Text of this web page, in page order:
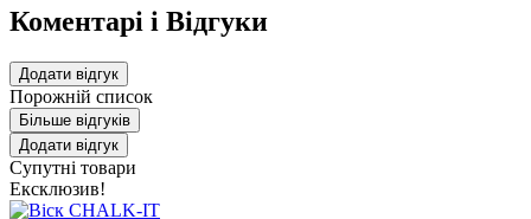
Коментарі і Відгуки
Додати відгук
Порожній список
Більше відгуків
Додати відгук
Супутні товари
Ексклюзив!